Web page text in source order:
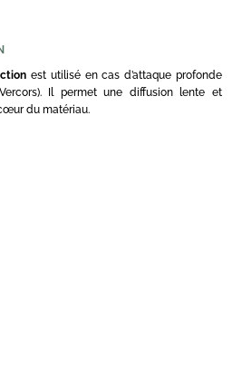
est utilisé en cas d’attaque profonde
Il permet une diffusion lente et
du matériau.